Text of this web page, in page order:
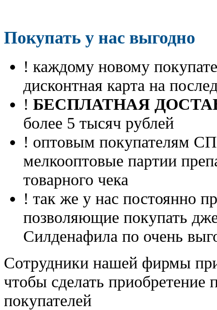
Покупать у нас выгодно
! каждому новому
дисконтная карта на
! БЕСПЛАТНАЯ
более 5 тысяч рублей
! оптовым покупателям
мелкооптовые партии
товарного чека
! так же у нас постоянно
позволяющие покупать
Силденафила по очень
Cотрудники нашей фирмы
чтобы сделать приобретение
покупателей